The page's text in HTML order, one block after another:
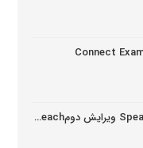
دانلود نرم افزار کتابهای Speakout ویرایش دومSpeakout Active Teach